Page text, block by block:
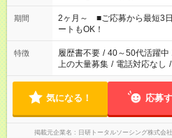
「家族とお休みを合わせたい
たい」 「できれば残業はし
えてくださいね。 ※Wワーク希望の方へ 今ご覧のお仕事で希望
する勤務時間と、もう1つの
間を超える場合は応募できま
期間
2ヶ月～ ■ご応募から最短3
ートもOK！
特徴 履歴書不要 / 40～50代活躍中
上の大量募集 / 電話対応なし /
気になる！ 応募
掲載元企業名 日研トータルソーシング株式